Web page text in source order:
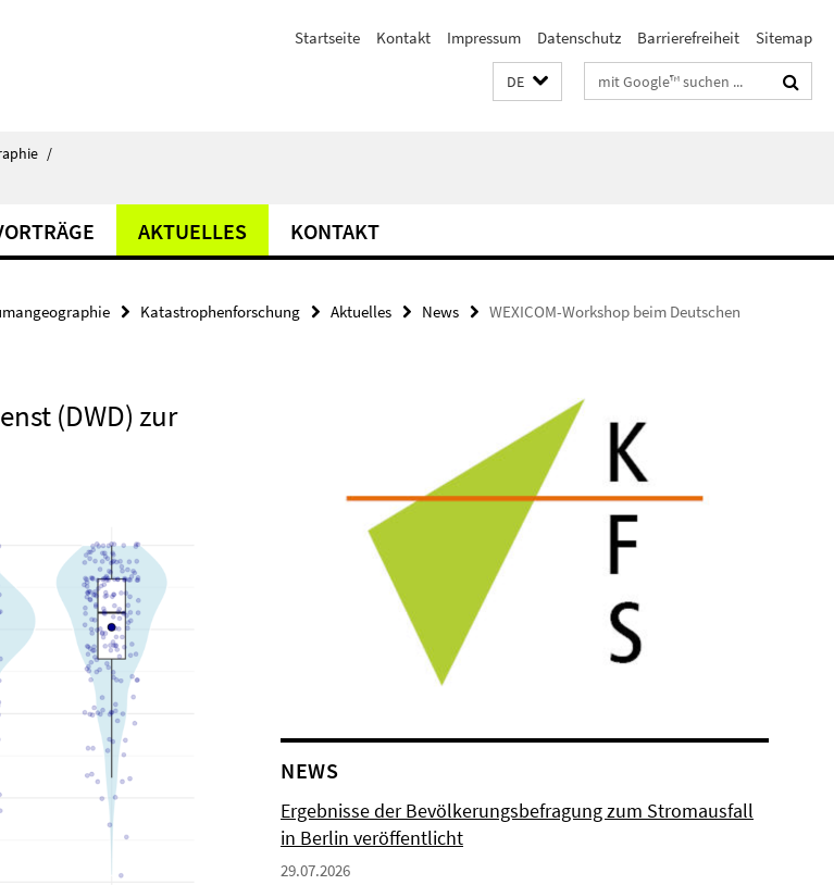
Startseite Kontakt Impressum Datenschutz Barrierefreiheit Sitemap
DE Suchbegriffe
/
AKTUELLES KONTAKT
Katastrophenforschung Aktuelles News
WEXICOM-Workshop beim Deutschen
(DWD) zur
NEWS
Ergebnisse der Bevölkerungsbefragung zum Stromausfall
in Berlin veröffentlicht
29.07.2026